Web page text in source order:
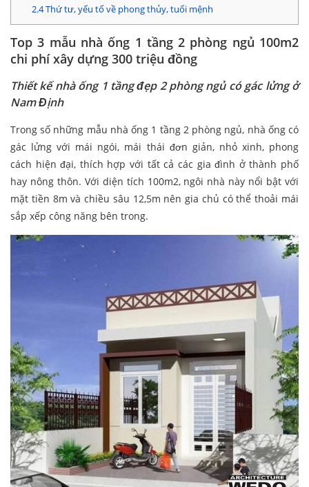
2.4Thứ tư, yếu tố về phong thủy, tuổi mệnh
Top 3 mẫu nhà ống 1 tầng 2 phòng ngủ 100m2
chi phí xây dựng 300 triệu đồng
Thiết kế nhà ống 1 tầng đẹp 2 phòng ngủ có gác lửng ở
Nam Định
Trong số những mẫu nhà ống 1 tầng 2 phòng ngủ, nhà ống có
gác lửng với mái ngói, mái thái đơn giản, nhỏ xinh, phong
cách hiện đại, thích hợp với tất cả các gia đình ở thành phố
hay nông thôn. Với diện tích 100m2, ngôi nhà này nổi bật với
mặt tiền 8m và chiều sâu 12,5m nên gia chủ có thể thoải mái
sắp xếp công năng bên trong.